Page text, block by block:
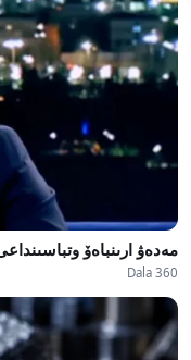
مەدەۋ ارىنباەۆ
Dala 360